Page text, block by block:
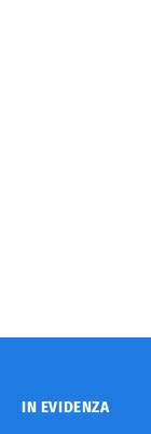
IN EVIDENZA